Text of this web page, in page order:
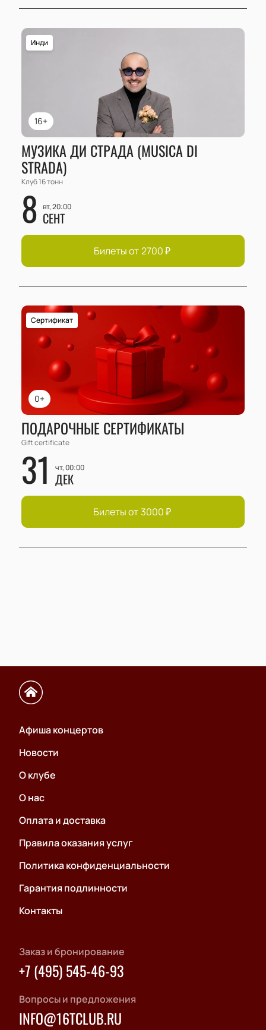
16+
Инди
МУЗИКА ДИ СТРАДА (MUSICA DI
STRADA)
Клуб 16 тонн
8 вт, 20:00
СЕНТ
Билеты от 2700₽
0+
Сертификат
ПОДАРОЧНЫЕ СЕРТИФИКАТЫ
Gift certificate
31 чт, 00:00
ДЕК
Билеты от 3000₽
Афиша концертов
Новости
О клубе
О нас
Оплата и доставка
Правила оказания услуг
Политика конфиденциальности
Гарантия подлинности
Контакты
Заказ и бронирование
+7 (495) 545-46-93
Вопросы и предложения
INFO@16TCLUB.RU